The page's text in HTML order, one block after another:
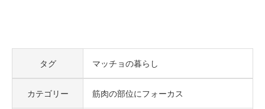
タグ マッチョの暮らし
カテゴリー 筋肉の部位にフォーカス